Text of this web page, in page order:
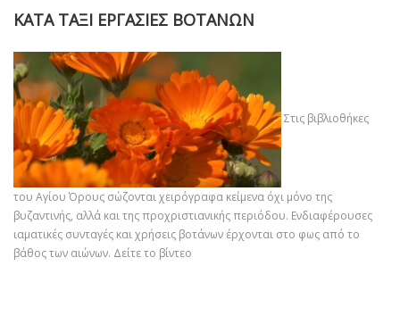
ΚΑΤΑ ΤΑΞΙ ΕΡΓΑΣΙΕΣ ΒΟΤΑΝΩΝ
Στις βιβλιοθήκες
του Αγίου Όρους σώζονται χειρόγραφα κείμενα όχι μόνο της
βυζαντινής, αλλά και της προχριστιανικής περιόδου. Ενδιαφέρουσες
ιαματικές συνταγές και χρήσεις βοτάνων έρχονται στο φως από το
βάθος των αιώνων. Δείτε το βίντεο